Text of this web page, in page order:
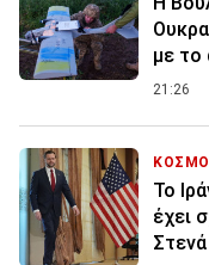
με το
21:26
To
έχει